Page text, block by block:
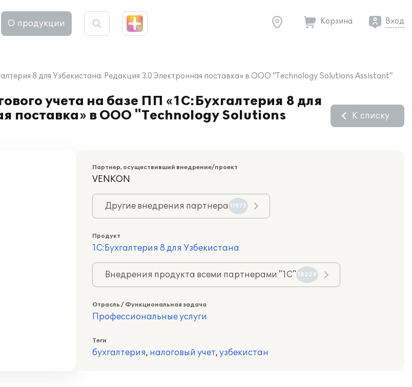
О продукции Корзина Вход
8 для Узбекистана. Редакция 3.0 Электронная поставка» в ООО "Technology Solutions Assistant"
учета на базе ПП «1С:Бухгалтерия 8 для
поставка» в ООО "Technology Solutions
К списку
Партнер, осуществивший внедрение/проект
VENKON
Другие внедрения партнера 11973
Продукт
1С:Бухгалтерия 8 для Узбекистана
Внедрения продукта всеми партнерами "1С" 18229
Отрасль / Функциональная задача
Профессиональные услуги
Теги
бухгалтерия, налоговый учет, узбекистан